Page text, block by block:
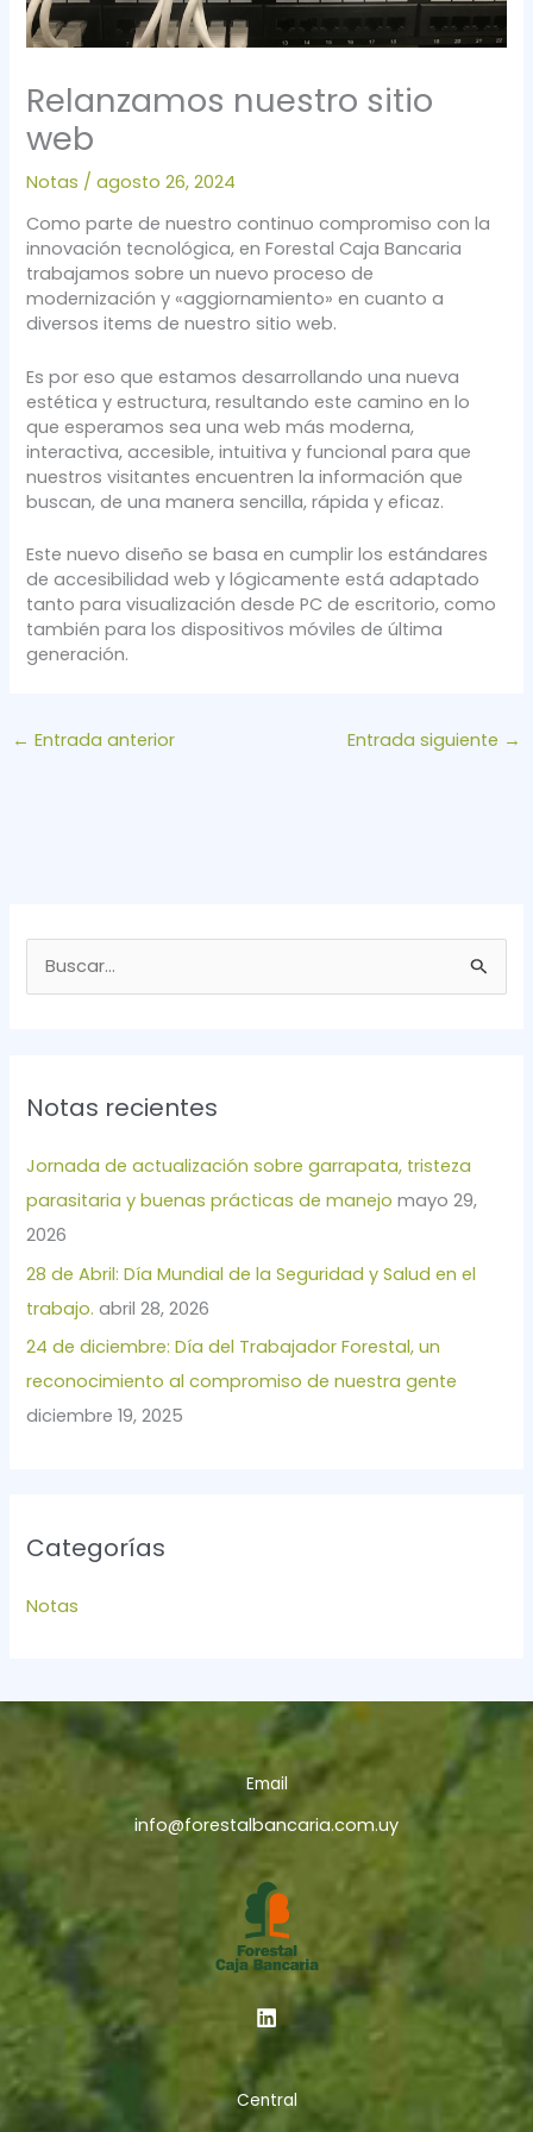
Relanzamos nuestro sitio
web
Notas /agosto 26, 2024
Como parte de nuestro continuo compromiso con la
innovación tecnológica, en Forestal Caja Bancaria
trabajamos sobre un nuevo proceso de
modernización y «aggiornamiento» en cuanto a
diversos items de nuestro sitio web.
Es por eso que estamos desarrollando una nueva
estética y estructura, resultando este camino en lo
que esperamos sea una web más moderna,
interactiva, accesible, intuitiva y funcional para que
nuestros visitantes encuentren la información que
buscan, de una manera sencilla, rápida y eficaz.
Este nuevo diseño se basa en cumplir los estándares
de accesibilidad web y lógicamente está adaptado
tanto para visualización desde PC de escritorio, como
también para los dispositivos móviles de última
generación.
← Entrada anterior Entrada siguiente →
a
p
o
r
:
Notas recientes
Jornada de actualización sobre garrapata, tristeza
parasitaria y buenas prácticas de manejo mayo 29,
2026
28 de Abril: Día Mundial de la Seguridad y Salud en el
trabajo. abril 28, 2026
24 de diciembre: Día del Trabajador Forestal, un
reconocimiento al compromiso de nuestra gente
diciembre 19, 2025
Categorías
Notas
Email
info@forestalbancaria.com.uy
Central